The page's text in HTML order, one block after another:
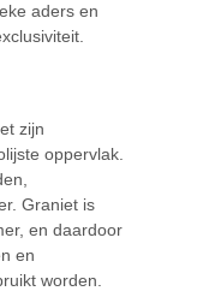
aders en
zijn
oppervlak.
Graniet is
en daardoor
en
worden.